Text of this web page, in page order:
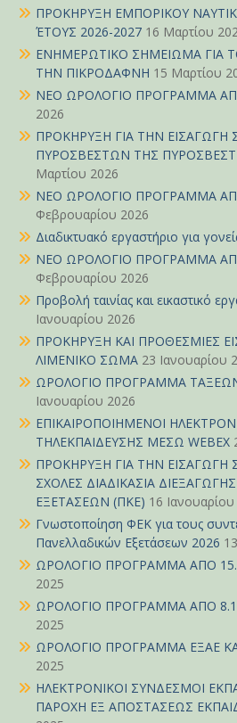
ΠΡΟΚΗΡΥΞΗ ΕΜΠΟΡΙΚΟΥ
ΈΤΟΥΣ 2026-2027 16 Μαρτίου
ΕΝΗΜΕΡΩΤΙΚΟ ΣΗΜΕΙΩΜΑ ΓΙΑ
ΤΗΝ ΠΙΚΡΟΔΑΦΝΗ 15 Μαρτίου
ΝΕΟ ΩΡΟΛΟΓΙΟ ΠΡΟΓΡΑΜΜΑ
2026
ΠΡΟΚΗΡΥΞΗ ΓΙΑ ΤΗΝ ΕΙΣΑΓΩΓΗ
ΠΥΡΟΣΒΕΣΤΩΝ ΤΗΣ
Μαρτίου 2026
ΝΕΟ ΩΡΟΛΟΓΙΟ ΠΡΟΓΡΑΜΜΑ
Φεβρουαρίου 2026
Διαδικτυακό εργαστήριο για
ΝΕΟ ΩΡΟΛΟΓΙΟ ΠΡΟΓΡΑΜΜΑ
Φεβρουαρίου 2026
Προβολή ταινίας και εικαστικό
Ιανουαρίου 2026
ΠΡΟΚΗΡΥΞΗ ΚΑΙ ΠΡΟΘΕΣΜΙΕΣ
ΛΙΜΕΝΙΚΟ ΣΩΜΑ 23 Ιανουαρίου
ΩΡΟΛΟΓΙΟ ΠΡΟΓΡΑΜΜΑ
Ιανουαρίου 2026
ΕΠΙΚΑΙΡΟΠΟΙΗΜΕΝΟΙ
ΤΗΛΕΚΠΑΙΔΕΥΣΗΣ ΜΕΣΩ WEBEX
ΠΡΟΚΗΡΥΞΗ ΓΙΑ ΤΗΝ ΕΙΣΑΓΩΓΗ
ΣΧΟΛΕΣ ΔΙΑΔΙΚΑΣΙΑ
ΕΞΕΤΑΣΕΩΝ (ΠΚΕ) 16
Γνωστοποίηση ΦΕΚ για τους
Πανελλαδικών Εξετάσεων 2026
ΩΡΟΛΟΓΙΟ ΠΡΟΓΡΑΜΜΑ ΑΠΟ
2025
ΩΡΟΛΟΓΙΟ ΠΡΟΓΡΑΜΜΑ ΑΠΟ
2025
ΩΡΟΛΟΓΙΟ ΠΡΟΓΡΑΜΜΑ ΕΞΑΕ
2025
ΗΛΕΚΤΡΟΝΙΚΟΙ ΣΥΝΔΕΣΜΟΙ
ΠΑΡΟΧΗ ΕΞ ΑΠΟΣΤΑΣΕΩΣ